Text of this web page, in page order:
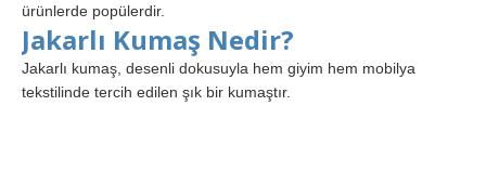
ürünlerde popülerdir.
Jakarlı Kumaş Nedir?
Jakarlı kumaş, desenli dokusuyla hem giyim hem mobilya
tekstilinde tercih edilen şık bir kumaştır.